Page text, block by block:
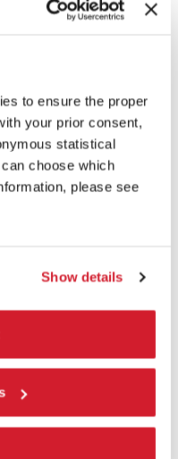
to ensure the proper
your prior consent,
statistical
choose which
please see
Show details
THE GAP
installazione-performance,